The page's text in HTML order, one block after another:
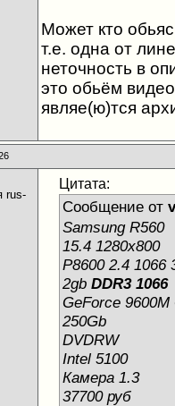
Может кто
т.е. одна от
неточность в
это обьём
являе(ю)тся
Цитата:
Сообщение от
Samsung R560
15.4 1280x800
P8600 2.4 1066
2gb DDR3 1066
GeForce 9600M
250Gb
DVDRW
Intel 5100
Камера 1.3
37700 руб